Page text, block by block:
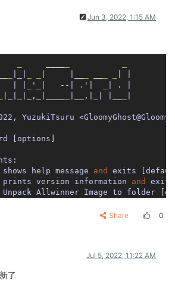
Jun 3, 2022, 1:15 AM
|_'_|
   --
| .'|
| . |
|_,_| |__,|
YuzukiTsuru
[options]
help message and
exits
version information and
Allwinner Image to folder
Allwinner image partition
- TUI Interface -> NOT
Share 0
Jul 5, 2022, 11:22 AM
了